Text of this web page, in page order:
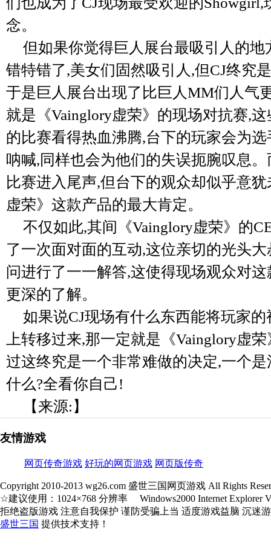
念。
但如果你觉得巨人展台最吸引人的地
错特错了,美女们固然吸引人,但CJ终究
于是巨人展台出现了比巨人MM们人气
就是《Vainglory虚荣》的现场对抗赛,
的比赛看得热血沸腾,台下的玩家会为
呐喊,同样也会为他们的失误扼腕叹息
比赛进入尾声,但台下的观众却似乎意
虚荣》这款产品的最大肯定。
不仅如此,其间《Vainglory虚荣》的
了一次面对面的互动,这位亲切的光头
问进行了一一解答,这使得现场观众对
更深的了解。
如果说CJ现场有什么东西能将玩家
上转移过来,那一定就是《Vainglory虚
过这终究是一个非常难做的决定,一个
什么?全看你自己!
【来源:】
友情游戏
网页传奇游戏 好玩的网页游戏 网页版传奇
Copyright 2010-2013 wg26.com 盛世三国网页游戏 All Rights
☆建议使用：1024×768 分辨率 Windows2000 Internet Explorer
拒绝盗版游戏 注意自我保护 谨防受骗上当 适度游戏益脑 沉迷
盛世三国 提供技术支持！